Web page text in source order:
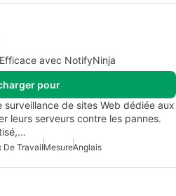
avec NotifyNinja
pour
de sites Web dédiée aux
leurs serveurs contre les pannes.
De TravailMesureAnglais